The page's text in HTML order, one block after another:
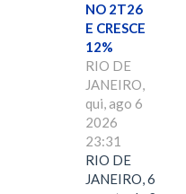
NO 2T26
E CRESCE
12%
RIO DE
JANEIRO,
qui, ago 6
2026
23:31
RIO DE
JANEIRO, 6 de